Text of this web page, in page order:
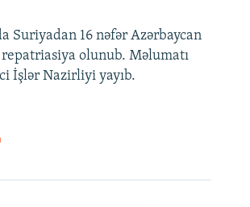
Suriyadan 16 nəfər Azərbaycan
repatriasiya olunub. Məlumatı
İşlər Nazirliyi yayıb.